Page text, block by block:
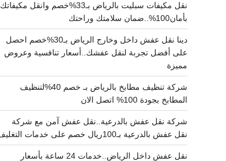
نقل مكيفات سبليت بالرياض بـ33%خصم وانقل مكيفاتك
بأمان100%..ضمان سلامتك وراحتك
دينا نقل عفش داخل وخارج الرياض بـ30%خصم احصل
على أفضل تجربة لنقل عفشك..أسعار تنافسية وعروض
مميزة
شركة تنظيف مطابخ بالرياض بـ خصم 40%لتنظيف
المطابخ بجودة 100% اتصل الان
شركة نقل عفش بالدرعية..نقل عفش آمن مع شركة
نقل عفش بالدرعية بـ100ريال خصم على خدمات التغليف
نقل عفش داخل الرياض..خدمات 24 ساعة بأسعار